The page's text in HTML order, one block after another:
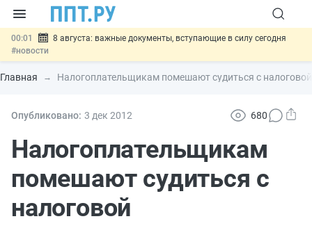
00:01
8 августа: важные документы, вступающие в силу сегодня
#новости
07.08 Подписан закон о блокировке продажи опасных товаров через
«Честный знак»#новости
07.08 Госпошлину за устранение ошибок в документах предлагают
07.08
отношений #новости
Главная Налогоплательщикам помешают судиться с налоговой
Опубликовано: 3 дек 2012 680
Налогоплательщикам
помешают судиться с
налоговой